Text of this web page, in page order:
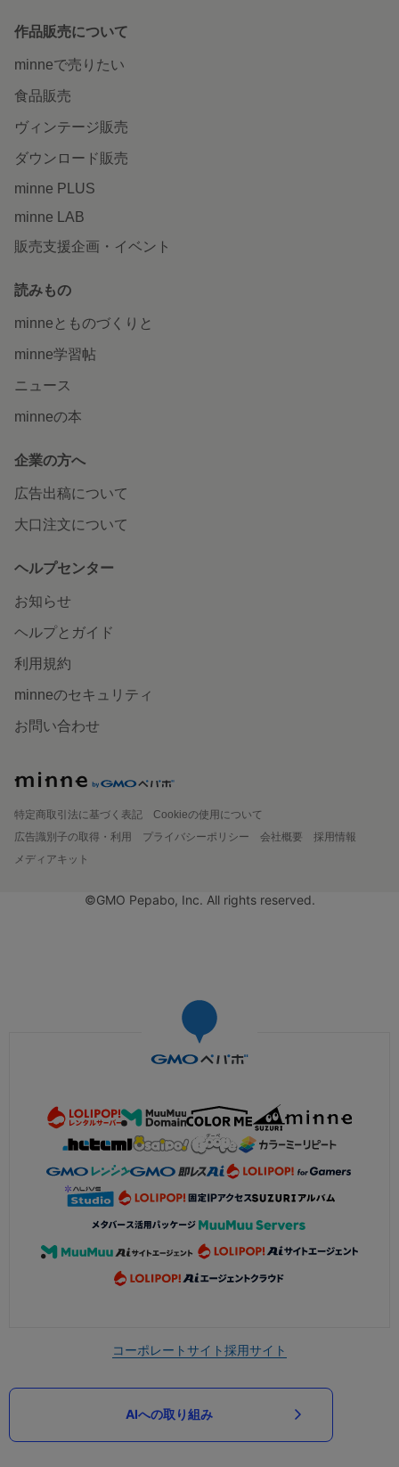
作品販売について
minneで売りたい
食品販売
ヴィンテージ販売
ダウンロード販売
minne PLUS
minne LAB
販売支援企画・イベント
読みもの
minneとものづくりと
minne学習帖
ニュース
minneの本
企業の方へ
広告出稿について
大口注文について
ヘルプセンター
お知らせ
ヘルプとガイド
利用規約
minneのセキュリティ
お問い合わせ
特定商取引法に基づく表記
Cookieの使用について
広告識別子の取得・利用
プライバシーポリシー 会社概要
採用情報
メディアキット
©GMO Pepabo, Inc. All rights reserved.
コーポレートサイト採用サイト
AIへの取り組み